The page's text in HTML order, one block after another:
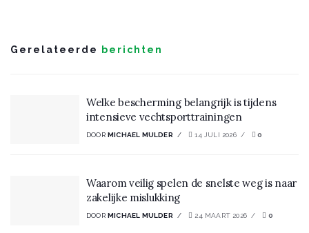
Gerelateerde berichten
Welke bescherming belangrijk is tijdens
intensieve vechtsporttrainingen
DOOR MICHAEL MULDER 14 JULI 2026 0
Waarom veilig spelen de snelste weg is naar
zakelijke mislukking
DOOR MICHAEL MULDER 24 MAART 2026 0